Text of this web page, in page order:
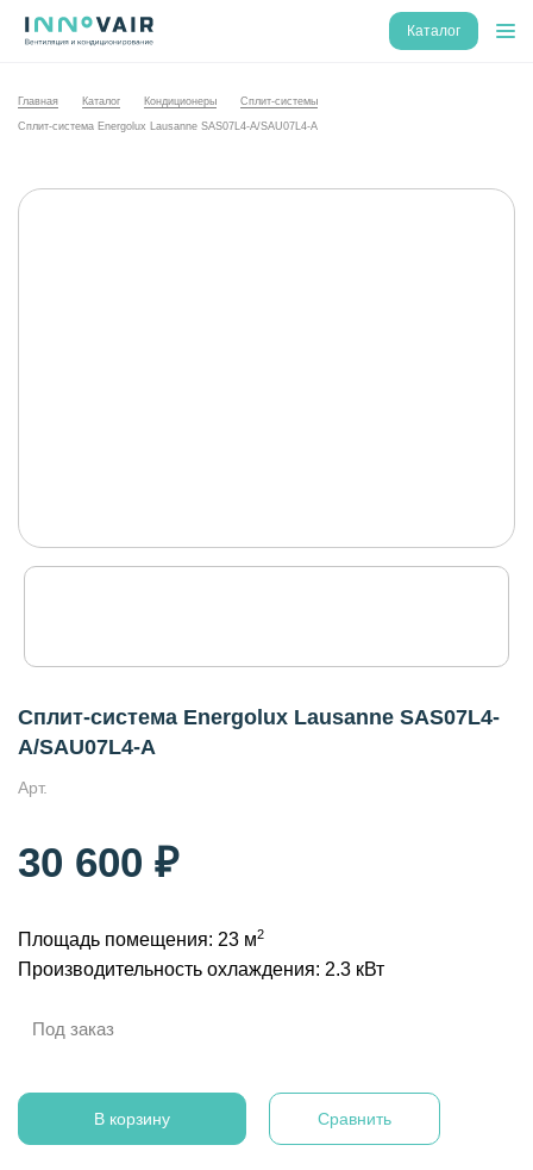
Каталог
Главная Каталог Кондиционеры Сплит-системы
Сплит-система Energolux Lausanne SAS07L4-A/SAU07L4-A
Сплит-система Energolux Lausanne SAS07L4-
A/SAU07L4-A
Арт.
30 600 ₽
Площадь помещения: 23 м2
Производительность охлаждения: 2.3 кВт
Под заказ
В корзину Сравнить